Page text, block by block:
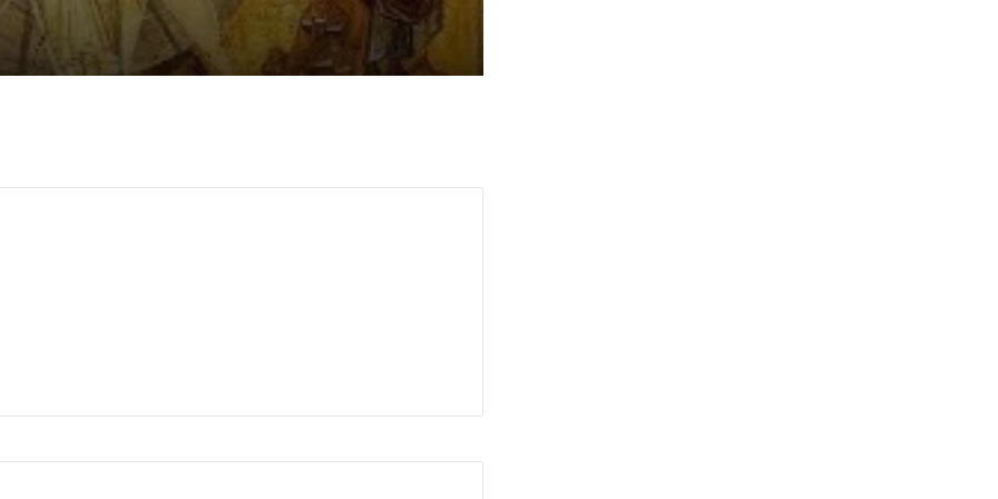
2026
Господне
2026